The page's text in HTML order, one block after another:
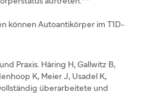
können Autoantikörper im T1D-
Praxis. Häring H, Gallwitz B,
K, Meier J, Usadel K,
überarbeitete und